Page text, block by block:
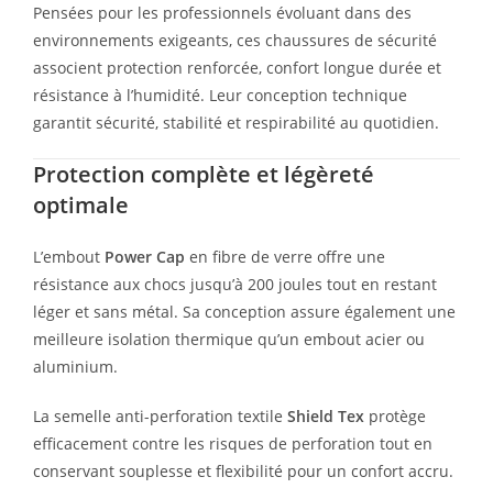
Pensées pour les professionnels évoluant dans des
environnements exigeants, ces chaussures de sécurité
associent protection renforcée, confort longue durée et
résistance à l’humidité. Leur conception technique
garantit sécurité, stabilité et respirabilité au quotidien.
Protection complète et légèreté
optimale
L’embout Power Cap en fibre de verre offre une
résistance aux chocs jusqu’à 200 joules tout en restant
léger et sans métal. Sa conception assure également une
meilleure isolation thermique qu’un embout acier ou
aluminium.
La semelle anti-perforation textile Shield Tex protège
efficacement contre les risques de perforation tout en
conservant souplesse et flexibilité pour un confort accru.